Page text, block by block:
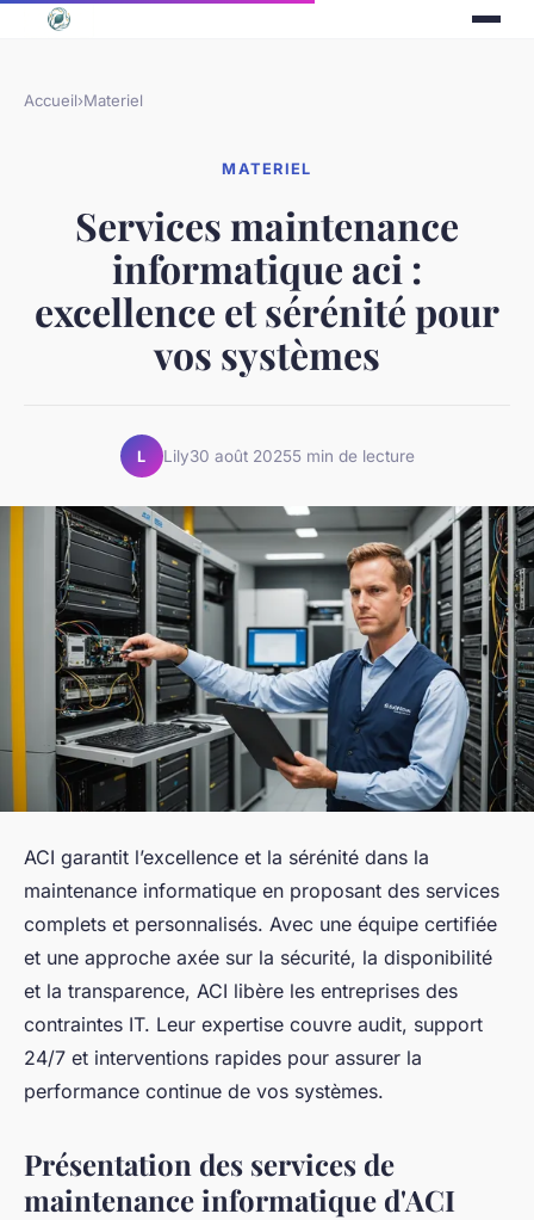
Accueil›Materiel
MATERIEL
Services maintenance
informatique aci :
excellence et sérénité pour
vos systèmes
L Lily30 août 20255 min de lecture
ACI garantit l’excellence et la sérénité dans la
maintenance informatique en proposant des services
complets et personnalisés. Avec une équipe certifiée
et une approche axée sur la sécurité, la disponibilité
et la transparence, ACI libère les entreprises des
contraintes IT. Leur expertise couvre audit, support
24/7 et interventions rapides pour assurer la
performance continue de vos systèmes.
Présentation des services de
maintenance informatique d'ACI